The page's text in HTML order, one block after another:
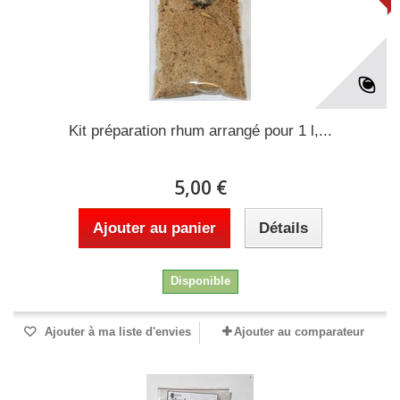
Kit préparation rhum arrangé pour 1 l,...
5,00 €
Ajouter au panier Détails
Disponible
Ajouter à ma liste d'envies Ajouter au comparateur